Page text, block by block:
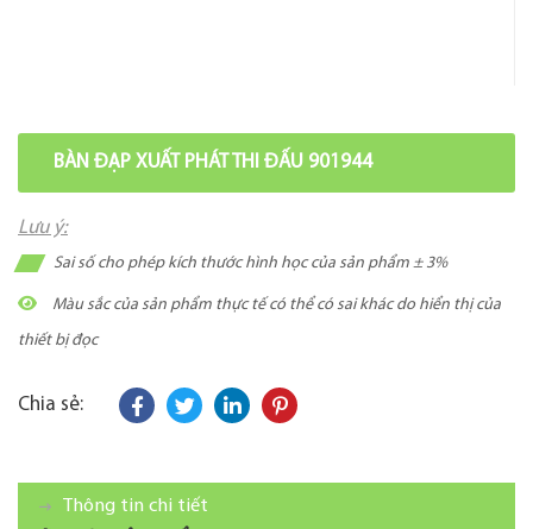
BÀN ĐẠP XUẤT PHÁT THI ĐẤU 901944
Lưu ý:
Sai số cho phép kích thước hình học của sản phẩm ± 3%
Màu sắc của sản phẩm thực tế có thể có sai khác do hiển thị của
thiết bị đọc
Chia sẻ:
Thông tin chi tiết